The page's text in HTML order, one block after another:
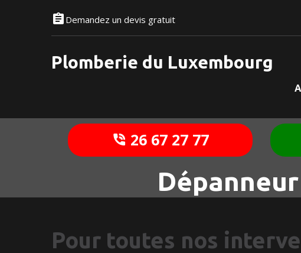
Demandez un devis gratuit
Plomberie du Luxembourg
26 67 27 77
Pour toutes nos